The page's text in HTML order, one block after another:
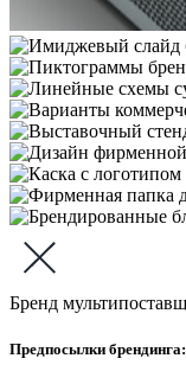
Бренд
Предпосылки брендинга: